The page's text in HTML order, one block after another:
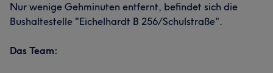
Nur wenige Gehminuten entfernt, befindet sich die
Bushaltestelle "Eichelhardt B 256/Schulstraße".
Das Team: